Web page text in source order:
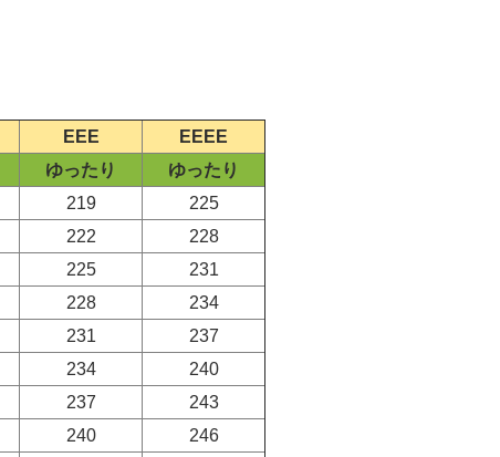
EEE
EEEE
ゆったり
ゆったり
219
225
222
228
225
231
228
234
231
237
234
240
237
243
240
246